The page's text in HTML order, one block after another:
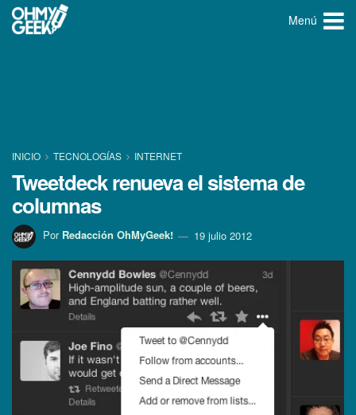
Menú
INICIO TECNOLOGÍ­AS INTERNET
Tweetdeck renueva el sistema de
columnas
Por Redacción OhMyGeek! 19 julio 2012